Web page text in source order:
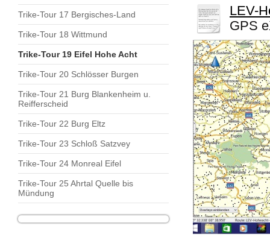
Trike-Tour 17 Bergisches-Land
Trike-Tour 18 Wittmund
Trike-Tour 19 Eifel Hohe Acht
Trike-Tour 20 Schlösser Burgen
Trike-Tour 21 Burg Blankenheim u.
Reifferscheid
Trike-Tour 22 Burg Eltz
Trike-Tour 23 Schloß Satzvey
Trike-Tour 24 Monreal Eifel
Trike-Tour 25 Ahrtal Quelle bis
Mündung
LEV-
GPS